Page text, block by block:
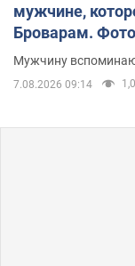
мужчине,
Броварам. Фото
Мужчину
7.08.2026 09:14